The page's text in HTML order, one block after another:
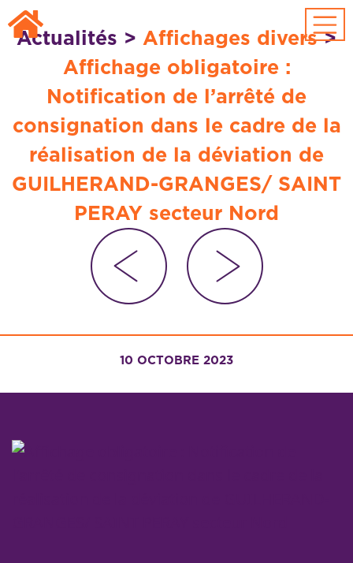
Passer au contenu principal
Actualités > Affichages divers>
Affichage obligatoire :
Notification de l’arrêté de
consignation dans le cadre de la
réalisation de la déviation de
GUILHERAND-GRANGES/ SAINT
PERAY secteur Nord
10 OCTOBRE 2023